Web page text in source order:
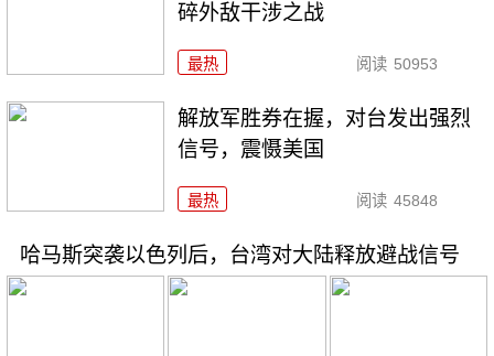
碎外敌干涉之战
最热 阅读 50953
解放军胜券在握，对台发出强烈
信号，震慑美国
最热 阅读 45848
哈马斯突袭以色列后，台湾对大陆释放避战信号